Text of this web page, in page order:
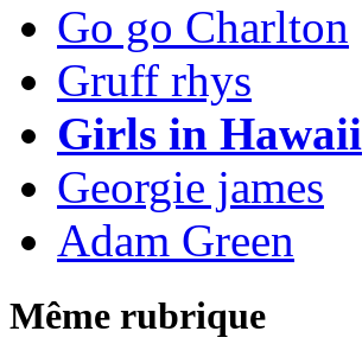
Go go Charlton
Gruff rhys
Girls in Hawaii
Georgie james
Adam Green
Même rubrique